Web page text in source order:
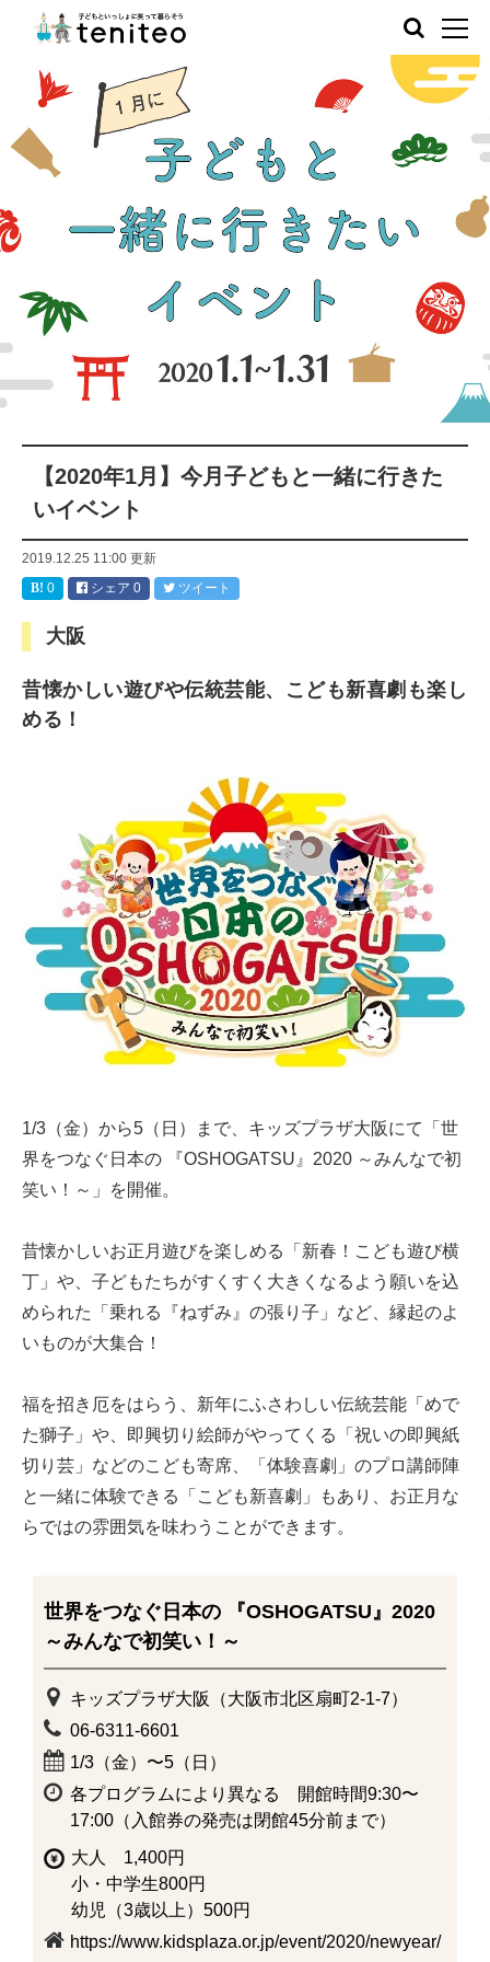
【2020年1月】今月子どもと一緒に行きた
いイベント
2019.12.25 11:00 更新
0
シェア 0 ツイート
大阪
昔懐かしい遊びや伝統芸能、こども新喜劇も楽し
める！
1/3（金）から5（日）まで、キッズプラザ大阪にて「世
界をつなぐ日本の 『OSHOGATSU』2020 ～みんなで初
笑い！～」を開催。
昔懐かしいお正月遊びを楽しめる「新春！こども遊び横
丁」や、子どもたちがすくすく大きくなるよう願いを込
められた「乗れる『ねずみ』の張り子」など、縁起のよ
いものが大集合！
福を招き厄をはらう、新年にふさわしい伝統芸能「めで
た獅子」や、即興切り絵師がやってくる「祝いの即興紙
切り芸」などのこども寄席、「体験喜劇」のプロ講師陣
と一緒に体験できる「こども新喜劇」もあり、お正月な
らではの雰囲気を味わうことができます。
世界をつなぐ日本の 『OSHOGATSU』2020
～みんなで初笑い！～
キッズプラザ大阪（大阪市北区扇町2-1-7）
06-6311-6601
1/3（金）〜5（日）
各プログラムにより異なる 開館時間9:30〜
17:00（入館券の発売は閉館45分前まで）
大人 1,400円
小・中学生800円
幼児（3歳以上）500円
https://www.kidsplaza.or.jp/event/2020/newyear/